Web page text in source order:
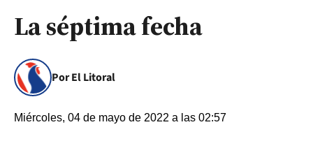
La séptima fecha
Por El Litoral
Miércoles, 04 de mayo de 2022 a las 02:57